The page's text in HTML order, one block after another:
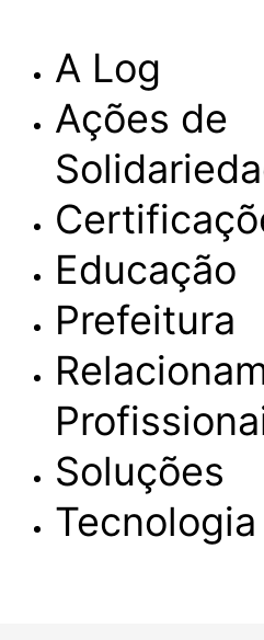
A Log
Ações de
Educação
Prefeitura
Soluções
Tecnologia